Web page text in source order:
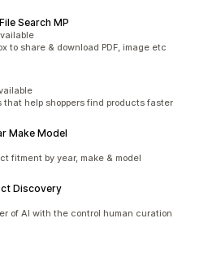
Search MP
to share & download PDF, image etc
help shoppers find products faster
Make Model
fitment by year, make & model
Discovery
of AI with the control human curation